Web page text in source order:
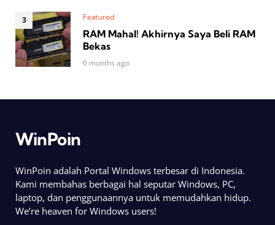
Featured
RAM Mahal! Akhirnya Saya Beli RAM
Bekas
6 months ago
WinPoin
WinPoin adalah Portal Windows terbesar di Indonesia.
Kami membahas berbagai hal seputar Windows, PC,
laptop, dan penggunaannya untuk memudahkan hidup.
We’re heaven for Windows users!